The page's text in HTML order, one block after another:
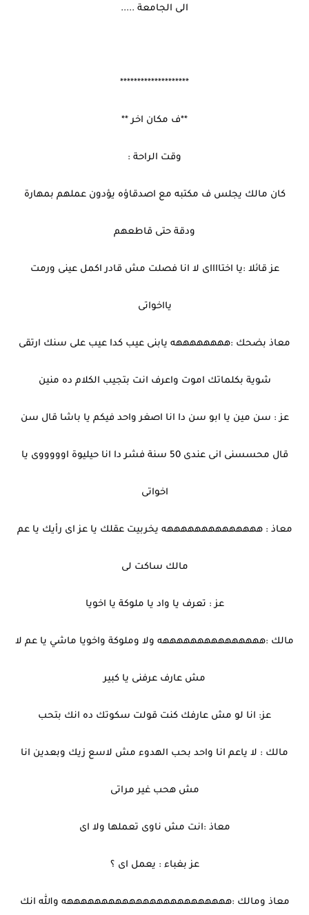
الى الجامعة .....
********************
**ف مكان اخر **
وقت الراحة :
كان مالك يجلس ف مكتبه مع اصدقاؤه يؤدون عملهم بمهارة
ودقة حتى قاطعهم
عز قائلا :يا اختااااى لا انا فصلت مش قادر اكمل عينى ورمت
يااخواتى
معاذ بضحك :ههههههههه يابنى عيب كدا عيب على سنك ارتقى
شوية بكلماتك اموت واعرف انت بتجيب الكلام ده منين
عز : سن مين يا ابو سن دا انا اصغر واحد فيكم يا باشا قال سن
قال محسسنى انى عندى 50 سنة فشر دا انا حيليوة اوووووى يا
اخواتى
معاذ : ههههههههههههههه يخربيت عقلك يا عز اى رأيك يا عم
مالك ساكت لى
عز : تعرف يا واد يا ملوكة يا اخويا
مالك :هههههههههههههههه ولا وملوكة واخويا ماشي يا عم لا
مش عارف عرفنى يا كبير
عز: انا لو مش عارفك كنت قولت سكوتك ده انك بتحب
مالك : لا ياعم انا واحد بحب الهدوء مش لاسع زيك وبعدين انا
مش هحب غير مراتى
معاذ :انت مش ناوى تعملها ولا اى
عز بغباء : يعمل اى ؟
معاذ ومالك :ههههههههههههههههههههههههه والله انك